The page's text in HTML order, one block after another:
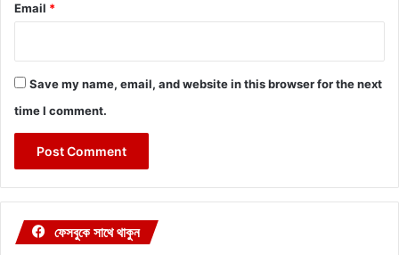
Email *
Save my name, email, and website in this browser for the next
time I comment.
ফেসবুকে সাথে থাকুন